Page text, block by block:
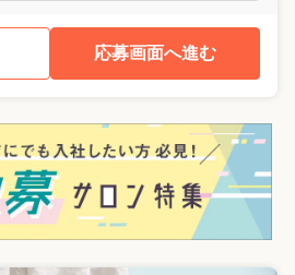
応募画面へ進む